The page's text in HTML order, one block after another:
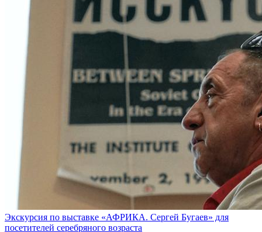
Экскурсия по выставке «АФРИКА. Сергей Бугаев» для
посетителей серебряного возраста